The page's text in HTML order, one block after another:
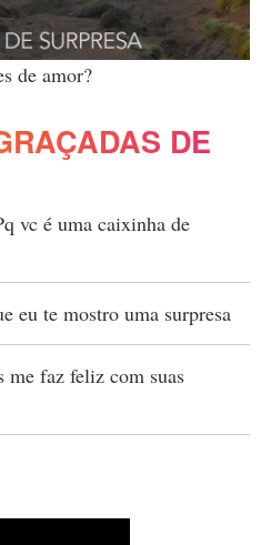
de amor?
DE
vc é uma caixinha de
eu te mostro uma surpresa
me faz feliz com suas